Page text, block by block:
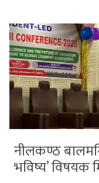
नीलकण्ठ
भविष्य’ विषयक